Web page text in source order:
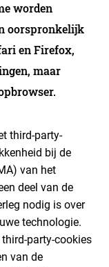
worden
oorspronkelijk
en Firefox,
maar
third-party-
bij de
van het
deel van de
nodig is over
technologie.
party-cookies
van de